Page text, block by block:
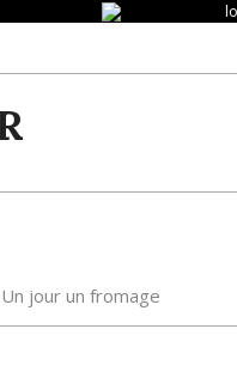
Un jour un fromage